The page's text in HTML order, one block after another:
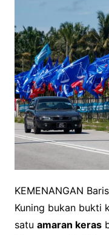
KEMENANGAN
Kuning bukan bukti
satu amaran keras